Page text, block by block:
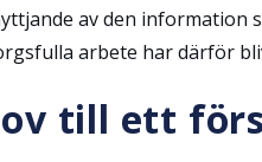
av den information
arbete har därför
till ett